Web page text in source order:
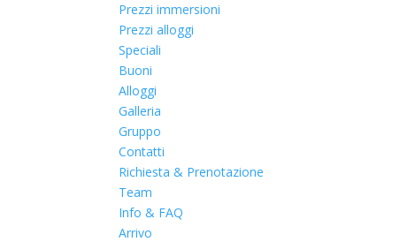
Prezzi immersioni
Prezzi alloggi
Speciali
Buoni
Alloggi
Galleria
Gruppo
Contatti
Richiesta & Prenotazione
Team
Info & FAQ
Arrivo